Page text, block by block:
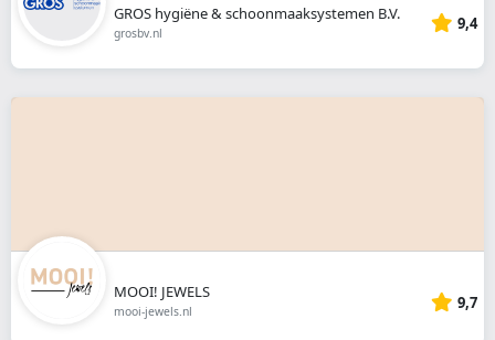
GROS hygiëne & schoonmaaksystemen B.V.
grosbv.nl 9,4
MOOI! JEWELS
mooi-jewels.nl 9,7